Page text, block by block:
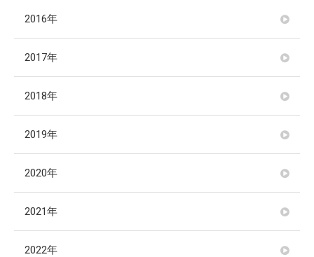
2016年
2017年
2018年
2019年
2020年
2021年
2022年